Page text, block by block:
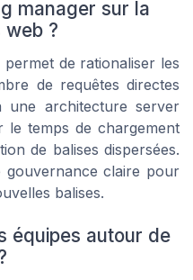
manager sur la
?
de rationaliser les
de requêtes directes
une architecture server
le temps de chargement
de balises dispersées.
gouvernance claire pour
balises.
équipes autour de